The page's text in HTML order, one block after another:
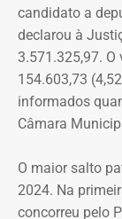
declarou
2024, havia
2020 declarou
A evolução
declarações
184.722,60.
Ao longo de
Críticas
A recriação da
pesquisadores,
setor, que
estrutura
“Ele [Ricardo
candidato a
declarou à
3.571.325,97. O
154.603,73
informados
Câmara
O maior salto
2024. Na
concorreu pelo